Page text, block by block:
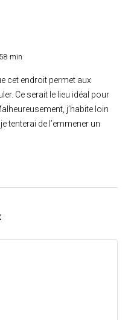
min
cet endroit permet aux
Ce serait le lieu idéal pour
j’habite loin
tenterai de l’emmener un